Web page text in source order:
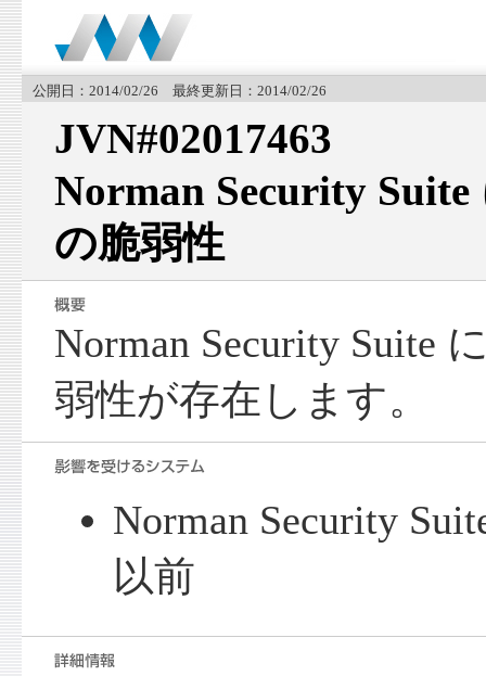
公開日：2014/02/26 最終更新日：2014/02/26
JVN#02017463
Norman Security
の脆弱性
Norman Security Suite
弱性が存在します。
Norman Security
以前